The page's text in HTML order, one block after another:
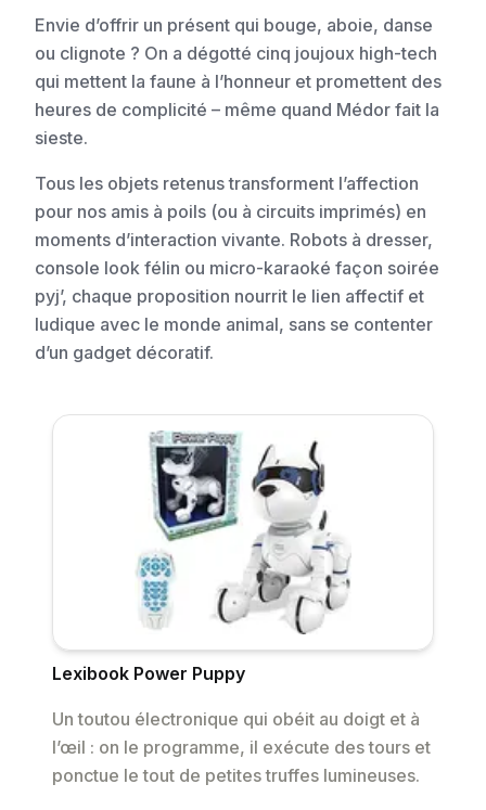
Envie d’offrir un présent qui bouge, aboie, danse
ou clignote ? On a dégotté cinq joujoux high-tech
qui mettent la faune à l’honneur et promettent des
heures de complicité – même quand Médor fait la
sieste.
Tous les objets retenus transforment l’affection
pour nos amis à poils (ou à circuits imprimés) en
moments d’interaction vivante. Robots à dresser,
console look félin ou micro-karaoké façon soirée
pyj’, chaque proposition nourrit le lien affectif et
ludique avec le monde animal, sans se contenter
d’un gadget décoratif.
Lexibook Power Puppy
Un toutou électronique qui obéit au doigt et à
l’œil : on le programme, il exécute des tours et
ponctue le tout de petites truffes lumineuses.